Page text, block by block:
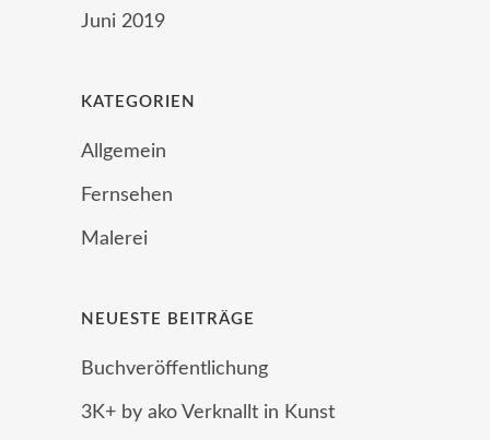
Juni 2019
KATEGORIEN
Allgemein
Fernsehen
Malerei
NEUESTE BEITRÄGE
Buchveröffentlichung
3K+ by ako Verknallt in Kunst